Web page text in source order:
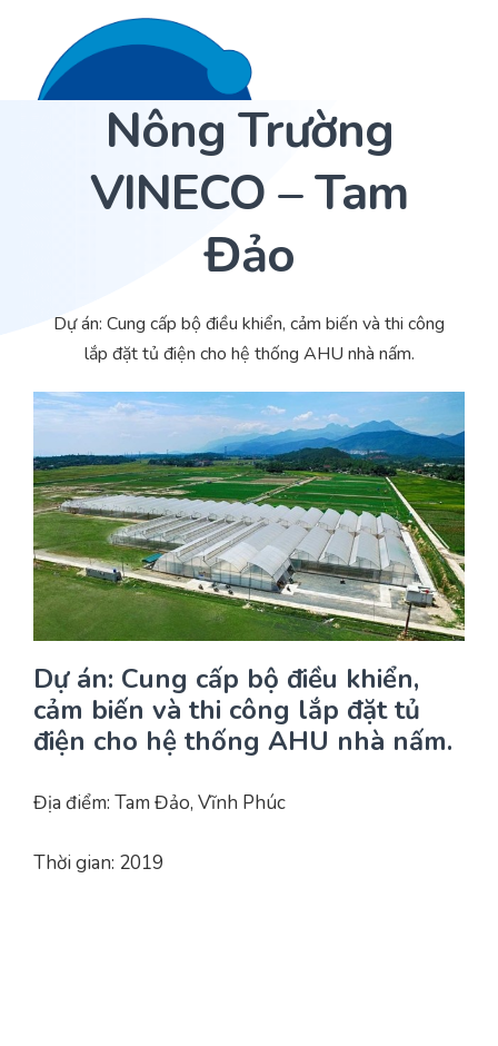
Trang Chủ
Giới thiệu
Nhà phân phối cảm biến
Nhà sản xuất thiết bị điều khiển
Cung cấp giải pháp quản lý cho toà nhà (BMS)
Bảo trì – Bảo dưỡng hệ thống
Tư vấn – Thiết kế – Cung cấp thiết bị HVAC
Tư vấn thiết kế, thi công tủ điều khiển
Thi công – Lắp đặt hệ thống HVAC
Bài viết
Hợp tác
Yêu cầu báo giá
Liên hệ 24/7
Nông Trường
VINECO – Tam
Đảo
Dự án: Cung cấp bộ điều khiển, cảm biến và thi công
lắp đặt tủ điện cho hệ thống AHU nhà nấm.
Dự án: Cung cấp bộ điều khiển,
cảm biến và thi công lắp đặt tủ
điện cho hệ thống AHU nhà nấm.
Địa điểm: Tam Đảo, Vĩnh Phúc
Thời gian: 2019